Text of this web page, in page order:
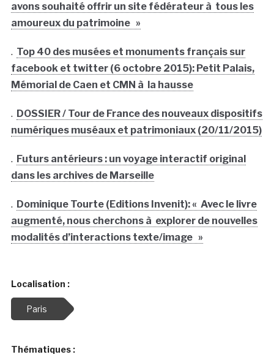
avons souhaité offrir un site fédérateur à tous les
amoureux du patrimoine »
. Top 40 des musées et monuments français sur
facebook et twitter (6 octobre 2015): Petit Palais,
Mémorial de Caen et CMN à la hausse
. DOSSIER / Tour de France des nouveaux dispositifs
numériques muséaux et patrimoniaux (20/11/2015)
. Futurs antérieurs : un voyage interactif original
dans les archives de Marseille
. Dominique Tourte (Editions Invenit): « Avec le livre
augmenté, nous cherchons à explorer de nouvelles
modalités d’interactions texte/image »
Localisation :
Paris
Thématiques :